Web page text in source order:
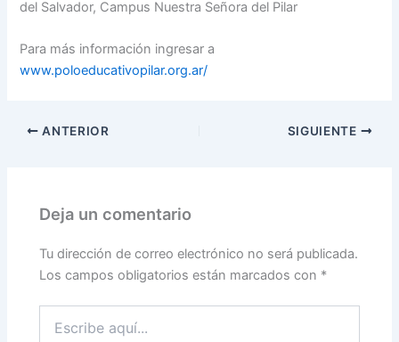
del Salvador, Campus Nuestra Señora del Pilar
Para más información ingresar a
www.poloeducativopilar.org.ar/
ANTERIOR SIGUIENTE
Deja un comentario
Tu dirección de correo electrónico no será publicada.
Los campos obligatorios están marcados con *
aquí...